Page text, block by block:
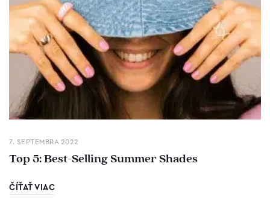
7. SEPTEMBRA 2022
Top 5: Best-Selling Summer Shades
ČÍŤAŤ VIAC